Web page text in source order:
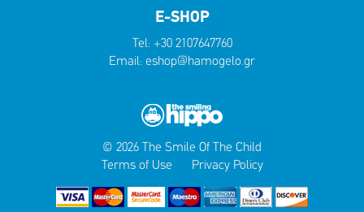
E-SHOP
Tel: +30 2107647760
Email: eshop@hamogelo.gr
© 2026 The Smile Of The Child
Terms of Use
Privacy Policy